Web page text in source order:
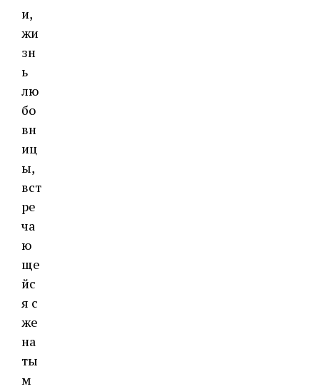
и,
жи
зн
ь
лю
бо
вн
иц
ы,
вст
ре
ча
ю
ще
йс
я с
же
на
ты
м